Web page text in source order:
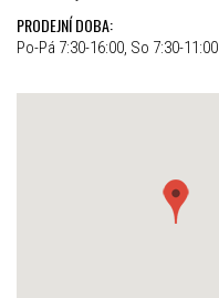
PRODEJNÍ DOBA:
Po-Pá 7:30-16:00, So 7:30-11:00